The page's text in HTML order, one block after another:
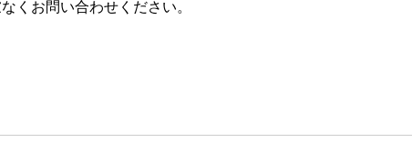
くお問い合わせください。